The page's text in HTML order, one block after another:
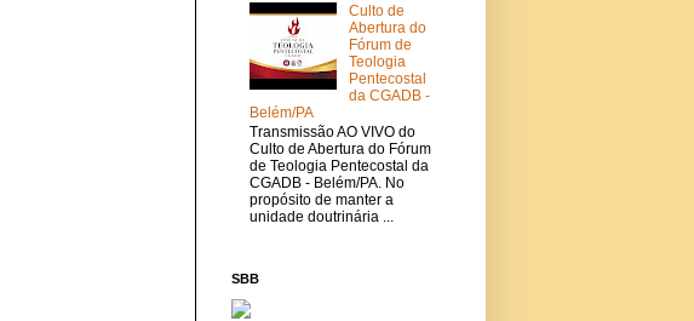
Culto de
Abertura do
Fórum de
Teologia
Pentecostal
da CGADB -
Belém/PA
Transmissão AO VIVO do
Culto de Abertura do Fórum
de Teologia Pentecostal da
CGADB - Belém/PA. No
propósito de manter a
unidade doutrinária ...
SBB